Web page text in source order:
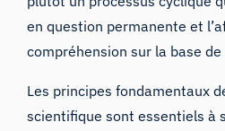
en question permanente et
compréhension sur la base
Les principes fondamentaux
scientifique sont essentiels à